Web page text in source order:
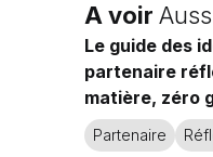
A voir
Le guide des
partenaire
matière, zéro
Partenaire